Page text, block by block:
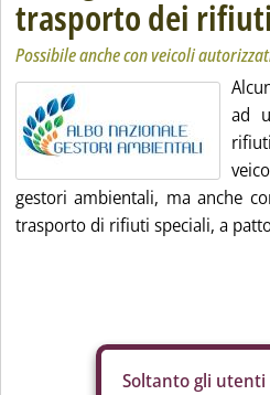
trasporto dei
Possibile anche con veicoli
ad
gestori ambientali, ma anche
trasporto di rifiuti speciali, a
Soltanto gli utenti